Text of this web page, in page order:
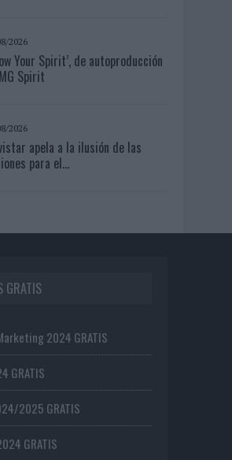
2026
Your Spirit’, de autoproducción
Spirit
2026
apela a la ilusión de las
para el...
GRATIS
2024 GRATIS
GRATIS
2025 GRATIS
GRATIS